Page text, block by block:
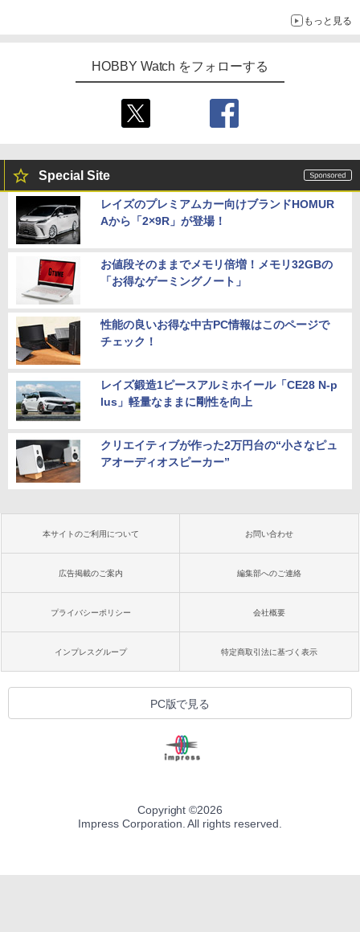
もっと見る
HOBBY Watch をフォローする
Special Site
レイズのプレミアムカー向けブランドHOMUR
Aから「2×9R」が登場！
お値段そのままでメモリ倍増！メモリ32GBの
「お得なゲーミングノート」
性能の良いお得な中古PC情報はこのページで
チェック！
レイズ鍛造1ピースアルミホイール「CE28 N-p
lus」軽量なままに剛性を向上
クリエイティブが作った2万円台の“小さなピュ
アオーディオスピーカー”
本サイトのご利用について お問い合わせ
広告掲載のご案内 編集部へのご連絡
プライバシーポリシー 会社概要
インプレスグループ 特定商取引法に基づく表示
PC版で見る
Copyright ©2026
Impress Corporation. All rights reserved.